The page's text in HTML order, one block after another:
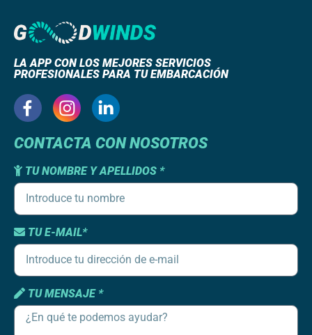
LA APP CON LOS MEJORES SERVICIOS
PROFESIONALES PARA TU EMBARCACIÓN
CONTACTA CON NOSOTROS
TU NOMBRE Y APELLIDOS *
TU E-MAIL*
TU MENSAJE *